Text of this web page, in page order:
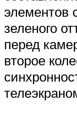
элементов
зеленого
перед
второе